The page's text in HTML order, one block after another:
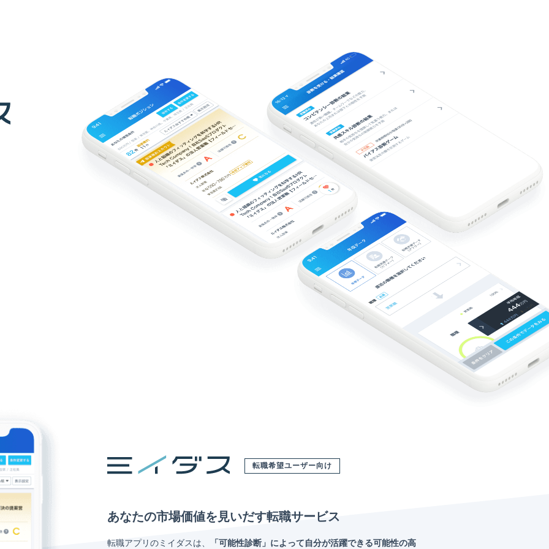
転職希望ユーザー向け
あなたの市場価値を見いだす転職サービス
転職アプリのミイダスは、 「可能性診断」によって自分が活躍できる可能性の高